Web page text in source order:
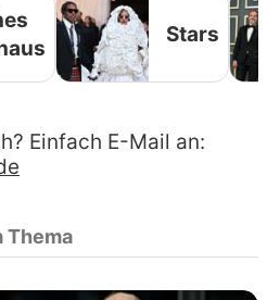
Stars
Einfach E-Mail an:
Thema